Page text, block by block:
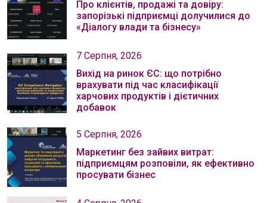
Про клієнтів, продажі та довіру:
запорізькі підприємці долучилися до
«Діалогу влади та бізнесу»
7 Серпня, 2026
Вихід на ринок ЄС: що потрібно
врахувати під час класифікації
харчових продуктів і дієтичних
добавок
5 Серпня, 2026
Маркетинг без зайвих витрат:
підприємцям розповіли, як ефективно
просувати бізнес